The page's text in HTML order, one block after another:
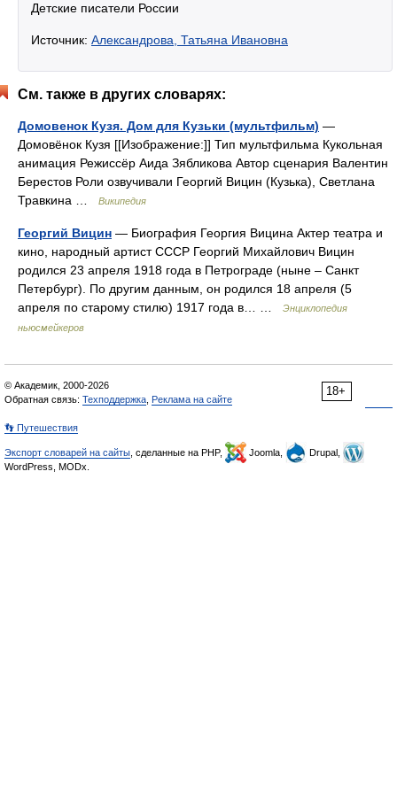
Детские писатели России
Источник: Александрова, Татьяна Ивановна
См. также в других словарях:
Домовенок Кузя. Дом для Кузьки (мультфильм) —
Домовёнок Кузя [[Изображение:]] Тип мультфильма Кукольная
анимация Режиссёр Аида Зябликова Автор сценария Валентин
Берестов Роли озвучивали Георгий Вицин (Кузька), Светлана
Травкина …
Википедия
Георгий Вицин — Биография Георгия Вицина Актер театра и
кино, народный артист СССР Георгий Михайлович Вицин
родился 23 апреля 1918 года в Петрограде (ныне – Санкт
Петербург). По другим данным, он родился 18 апреля (5
апреля по старому стилю) 1917 года в… …
Энциклопедия
ньюсмейкеров
18+
© Академик, 2000-2026
Обратная связь: Техподдержка Реклама на сайте
👣 Путешествия
Экспорт словарей на сайты , сделанные на PHP, Joomla,
Drupal,
WordPress, MODx.